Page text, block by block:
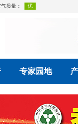
专家园地